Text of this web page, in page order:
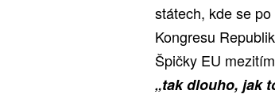
státech, kde se
Kongresu
Špičky EU
„tak dlouho, jak